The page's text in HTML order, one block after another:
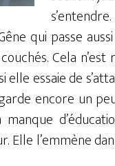
qui passe
Cela
elle essaie de
encore un
Elle l’emmène